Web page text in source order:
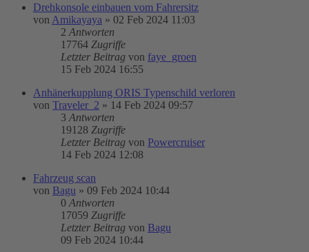
Drehkonsole einbauen vom Fahrersitz
von Amikayaya » 02 Feb 2024 11:03
2 Antworten
17764 Zugriffe
Letzter Beitrag von faye_groen
15 Feb 2024 16:55
Anhänerkupplung ORIS Typenschild verloren
von Traveler_2 » 14 Feb 2024 09:57
3 Antworten
19128 Zugriffe
Letzter Beitrag von Powercruiser
14 Feb 2024 12:08
Fahrzeug scan
von Bagu » 09 Feb 2024 10:44
0 Antworten
17059 Zugriffe
Letzter Beitrag von Bagu
09 Feb 2024 10:44